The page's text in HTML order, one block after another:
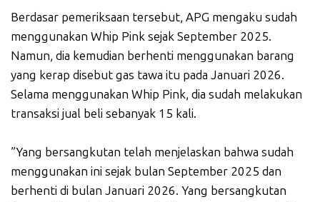
Berdasar pemeriksaan tersebut, APG mengaku sudah
menggunakan Whip Pink sejak September 2025.
Namun, dia kemudian berhenti menggunakan barang
yang kerap disebut gas tawa itu pada Januari 2026.
Selama menggunakan Whip Pink, dia sudah melakukan
transaksi jual beli sebanyak 15 kali.
”Yang bersangkutan telah menjelaskan bahwa sudah
menggunakan ini sejak bulan September 2025 dan
berhenti di bulan Januari 2026. Yang bersangkutan